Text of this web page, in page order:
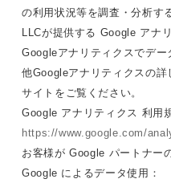
の利用状況等を調査・分析す
LLCが提供する Google アナ
Googleアナリティクスでデ
他Googleアナリティクスの
サイトをご覧ください。
Google アナリティクス 利用
https://www.google.com/
お客様が Google パートナー
Google によるデータ使用：